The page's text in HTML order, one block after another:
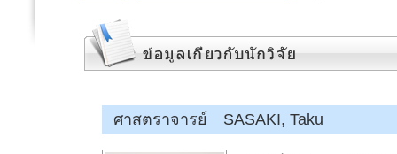
ศาสตราจารย์ SASAKI, Taku